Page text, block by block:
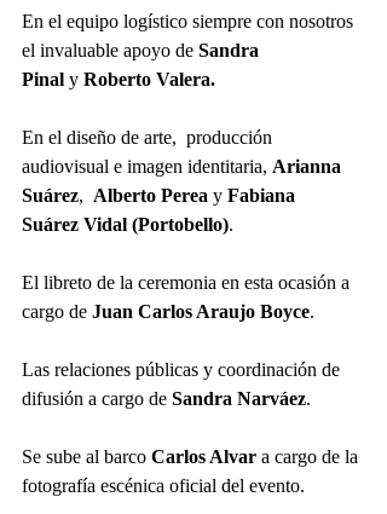
En el equipo logístico siempre con nosotros
el invaluable apoyo de Sandra
Pinal y Roberto Valera.
En el diseño de arte,  producción
audiovisual e imagen identitaria, Arianna
Suárez, Alberto Perea y Fabiana
Suárez Vidal (Portobello).
El libreto de la ceremonia en esta ocasión a
cargo de Juan Carlos Araujo Boyce.
Las relaciones públicas y coordinación de
difusión a cargo de Sandra Narváez.
Se sube al barco Carlos Alvar a cargo de la
fotografía escénica oficial del evento.